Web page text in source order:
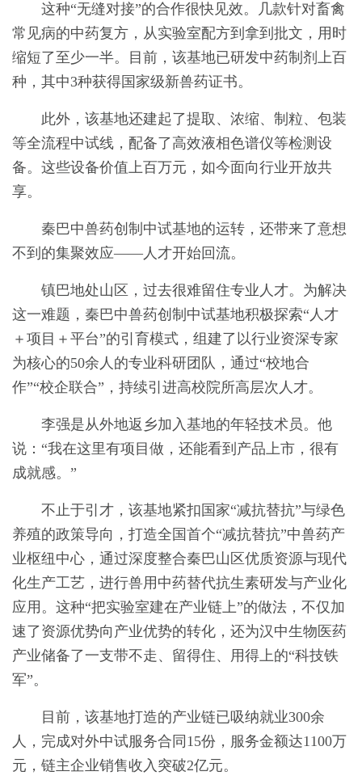
这种“无缝对接”的合作很快见效。几款针对畜禽
常见病的中药复方，从实验室配方到拿到批文，用时
缩短了至少一半。目前，该基地已研发中药制剂上百
种，其中3种获得国家级新兽药证书。
此外，该基地还建起了提取、浓缩、制粒、包装
等全流程中试线，配备了高效液相色谱仪等检测设
备。这些设备价值上百万元，如今面向行业开放共
享。
秦巴中兽药创制中试基地的运转，还带来了意想
不到的集聚效应——人才开始回流。
镇巴地处山区，过去很难留住专业人才。为解决
这一难题，秦巴中兽药创制中试基地积极探索“人才
＋项目＋平台”的引育模式，组建了以行业资深专家
为核心的50余人的专业科研团队，通过“校地合
作”“校企联合”，持续引进高校院所高层次人才。
李强是从外地返乡加入基地的年轻技术员。他
说：“我在这里有项目做，还能看到产品上市，很有
成就感。”
不止于引才，该基地紧扣国家“减抗替抗”与绿色
养殖的政策导向，打造全国首个“减抗替抗”中兽药产
业枢纽中心，通过深度整合秦巴山区优质资源与现代
化生产工艺，进行兽用中药替代抗生素研发与产业化
应用。这种“把实验室建在产业链上”的做法，不仅加
速了资源优势向产业优势的转化，还为汉中生物医药
产业储备了一支带不走、留得住、用得上的“科技铁
军”。
目前，该基地打造的产业链已吸纳就业300余
人，完成对外中试服务合同15份，服务金额达1100万
元，链主企业销售收入突破2亿元。